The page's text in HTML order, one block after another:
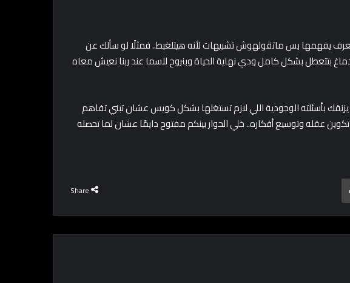
يفهمها بس ماتقولهوش تشبيهات لأنه هيتلغبط.. فمثلًا لو سألك عن
بتتعطل بشكل كامل ودي نهاية الحياة وبنروح للسما عند ربنا نعيش معاه
بأسئلته الوجودية اللي لازم تستغلها بشكل كويس عشان تبني تفاهم
عقله وتوسيع أفكاره.. خلي الحوار بينكم مفتوح دايمًا عشان لما تحصله
Share